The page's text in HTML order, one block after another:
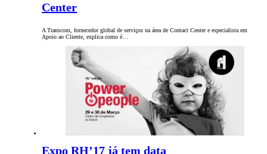
Center
A Transcom, fornecedor global de serviços na área de Contact Center e especialista em
Apoio ao Cliente, explica como é…
Expo RH’17 já tem data